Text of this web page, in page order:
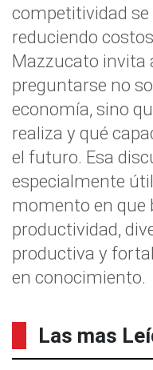
competitividad
reduciendo
Mazzucato invita
preguntarse no
economía, sino
realiza y qué
el futuro. Esa
especialmente
momento en que
productividad,
productiva y
en conocimiento.
Las mas